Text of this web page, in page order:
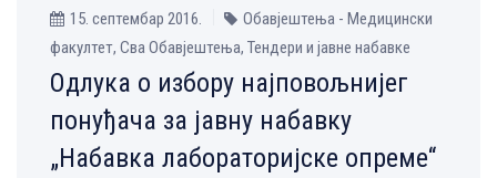
15. септембар 2016.
Обавјештења - Медицински
факултет, Сва Обавјештења, Тендери и јавне набавке
Одлука о избору најповољнијег
понуђача за јавну набавку
„Набавка лабораторијске опреме“